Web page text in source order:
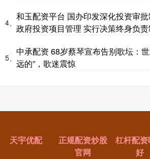
4、
和玉配资平台 国办印发深化投资审
政府投资项目管理 实行决策终身负
5、
中承配资 68岁蔡琴宣布告别歌坛：
远的”，歌迷震惊
天宇优配
正规配资炒股
官网
杠杆配
好